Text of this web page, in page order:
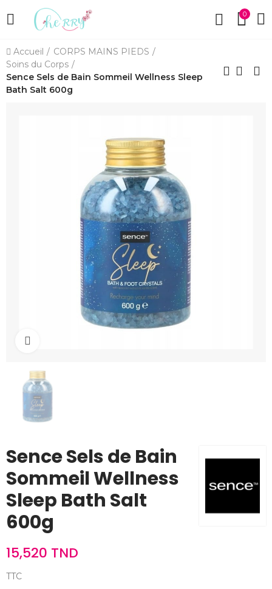
0
Accueil
CORPS MAINS PIEDS
Soins du Corps
Sence Sels de Bain Sommeil Wellness Sleep
Bath Salt 600g
Sence Sels de Bain
Sommeil Wellness
Sleep Bath Salt
600g
15,520 TND
TTC